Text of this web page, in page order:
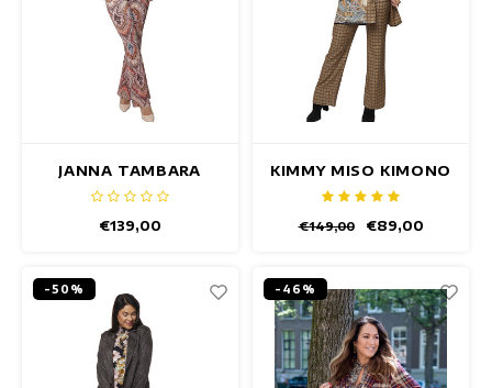
JANNA TAMBARA
BLAZER
€139,00
KIMMY MISO KIMONO
€149,00 €89,00
-50% -46%